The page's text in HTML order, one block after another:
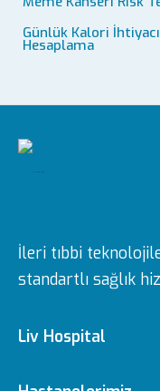
Günlük Kalori İhtiyacı
Hesaplama
İleri tıbbi
standartlı sağlık
Liv Hospital
Hakkımızda